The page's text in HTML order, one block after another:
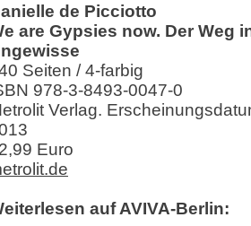
de Picciotto
are Gypsies now. Der Weg
Seiten / 4-farbig
978-3-8493-0047-0
Verlag.
Euro
auf AVIVA-Berlin: